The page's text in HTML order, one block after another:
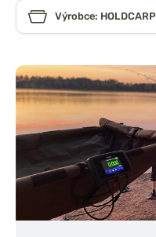
Výrobce: HOLDCARP